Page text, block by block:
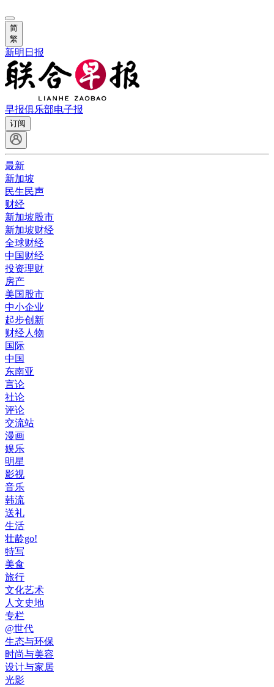
简
繁
新明日报
早报俱乐部电子报
订阅
最新
新加坡
民生民声
财经
新加坡股市
新加坡财经
全球财经
中国财经
投资理财
房产
美国股市
中小企业
起步创新
财经人物
国际
中国
东南亚
言论
社论
评论
交流站
漫画
娱乐
明星
影视
音乐
韩流
送礼
生活
壮龄go!
特写
美食
旅行
文化艺术
人文史地
专栏
@世代
生态与环保
时尚与美容
设计与家居
光影